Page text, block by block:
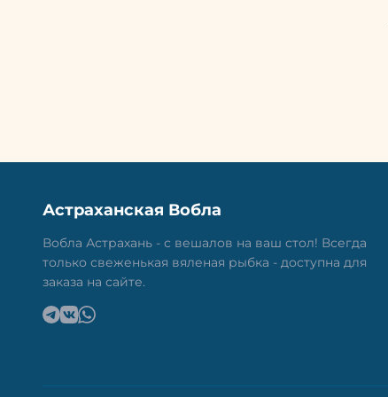
Астраханская Вобла
Вобла Астрахань - с вешалов на ваш стол! Всегда
только свеженькая вяленая рыбка - доступна для
заказа на сайте.